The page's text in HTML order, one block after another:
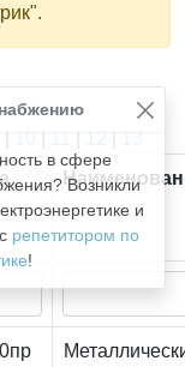
в сфере
Возникли
и
репетитором по
!
| 10 | 11 | 12 | 13